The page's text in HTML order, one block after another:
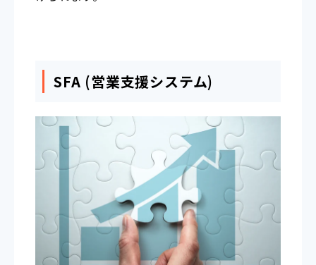
SFA (営業支援システム)